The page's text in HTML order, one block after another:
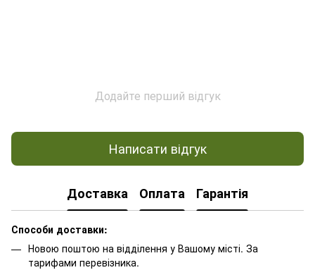
Додайте перший відгук
Написати відгук
Доставка Оплата Гарантія
Способи доставки:
Новою поштою на відділення у Вашому місті. За
тарифами перевізника.